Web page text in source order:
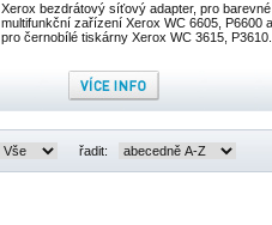
Xerox bezdrátový síťový adapter, pro barevné
multifunkční zařízení Xerox WC 6605, P6600 a
pro černobílé tiskárny Xerox WC 3615, P3610.
řadit: